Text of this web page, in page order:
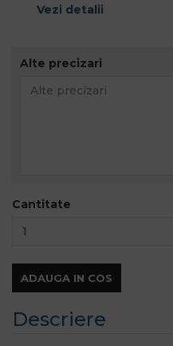
Cantitate
ADAUGA IN COS
Vezi detalii
Alte precizari
Descriere